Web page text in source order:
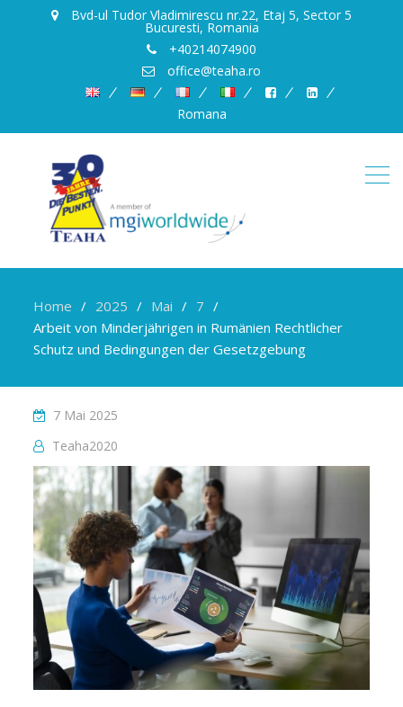
Bvd-ul Tudor Vladimirescu nr.22, Etaj 5, Sector 5
Bucuresti, Romania
+40214074900
office@teaha.ro
Romana
Home 2025 Mai
7
Arbeit von Minderjährigen in Rumänien Rechtlicher
Schutz und Bedingungen der Gesetzgebung
7 Mai 2025
Teaha2020